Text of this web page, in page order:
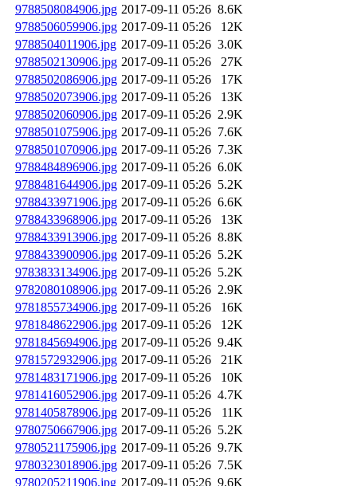
9788508084906.jpg 2017-09-11 05:26 8.6K
9788506059906.jpg 2017-09-11 05:26
12K
9788504011906.jpg 2017-09-11 05:26 3.0K
9788502130906.jpg 2017-09-11 05:26
27K
9788502086906.jpg 2017-09-11 05:26
17K
9788502073906.jpg 2017-09-11 05:26
13K
9788502060906.jpg 2017-09-11 05:26 2.9K
9788501075906.jpg 2017-09-11 05:26 7.6K
9788501070906.jpg 2017-09-11 05:26 7.3K
9788484896906.jpg 2017-09-11 05:26 6.0K
9788481644906.jpg 2017-09-11 05:26 5.2K
9788433971906.jpg 2017-09-11 05:26 6.6K
9788433968906.jpg 2017-09-11 05:26
13K
9788433913906.jpg 2017-09-11 05:26 8.8K
9788433900906.jpg 2017-09-11 05:26 5.2K
9783833134906.jpg 2017-09-11 05:26 5.2K
9782080108906.jpg 2017-09-11 05:26 2.9K
9781855734906.jpg 2017-09-11 05:26
16K
9781848622906.jpg 2017-09-11 05:26
12K
9781845694906.jpg 2017-09-11 05:26 9.4K
9781572932906.jpg 2017-09-11 05:26
21K
9781483171906.jpg 2017-09-11 05:26
10K
9781416052906.jpg 2017-09-11 05:26 4.7K
9781405878906.jpg 2017-09-11 05:26
11K
9780750667906.jpg 2017-09-11 05:26 5.2K
9780521175906.jpg 2017-09-11 05:26 9.7K
9780323018906.jpg 2017-09-11 05:26 7.5K
9780205211906.jpg 2017-09-11 05:26 9.6K